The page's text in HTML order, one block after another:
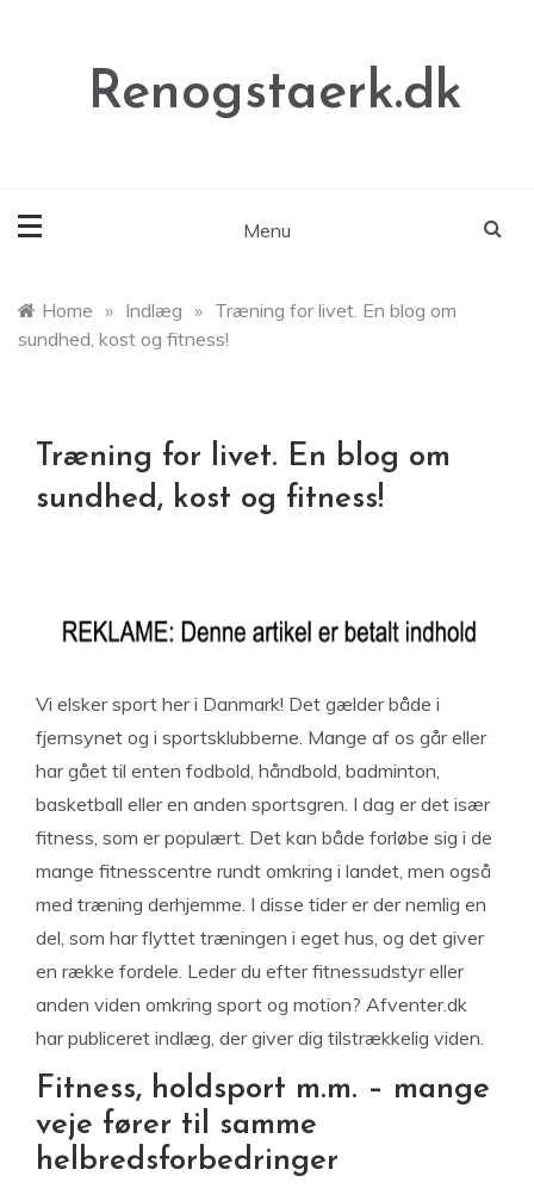
Renogstaerk.dk
Menu
Home » Indlæg » Træning for livet. En blog om
sundhed, kost og fitness!
Træning for livet. En blog om
sundhed, kost og fitness!
Vi elsker sport her i Danmark! Det gælder både i
fjernsynet og i sportsklubberne. Mange af os går eller
har gået til enten fodbold, håndbold, badminton,
basketball eller en anden sportsgren. I dag er det især
fitness, som er populært. Det kan både forløbe sig i de
mange fitnesscentre rundt omkring i landet, men også
med træning derhjemme. I disse tider er der nemlig en
del, som har flyttet træningen i eget hus, og det giver
en række fordele. Leder du efter fitnessudstyr eller
anden viden omkring sport og motion? Afventer.dk
har publiceret indlæg, der giver dig tilstrækkelig viden.
Fitness, holdsport m.m. – mange
veje fører til samme
helbredsforbedringer